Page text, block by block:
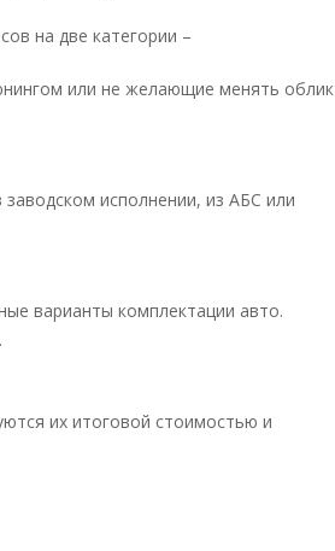
на две категории –
или не желающие менять облик
исполнении, из АБС или
варианты комплектации авто.
их итоговой стоимостью и